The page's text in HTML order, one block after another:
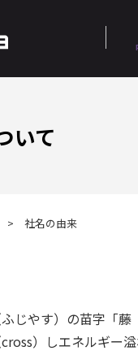
いて
社名の由来
じやす）の苗字「
）しエネルギー